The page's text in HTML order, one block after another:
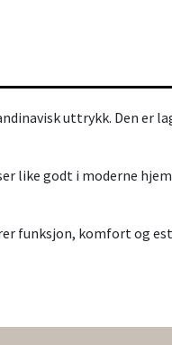
uttrykk. Den er
like godt i moderne
funksjon, komfort og